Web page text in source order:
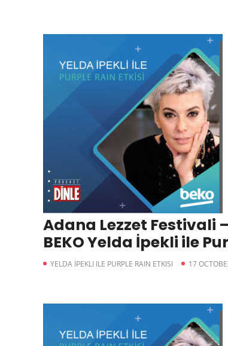
Adana Lezzet Festivali –
BEKO Yelda İpekli ile
Rain Etkisi
YELDA İPEKLI ILE PURPLE RAIN ETKISI 17